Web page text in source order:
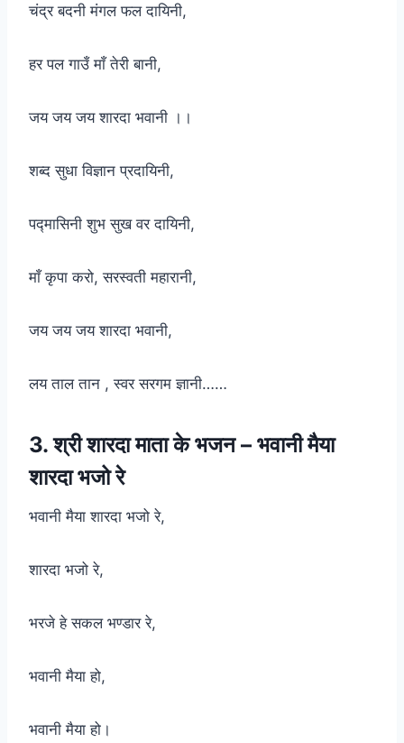
चंद्र बदनी मंगल फल दायिनी,
हर पल गाउँ माँ तेरी बानी,
जय जय जय शारदा भवानी ।।
शब्द सुधा विज्ञान प्रदायिनी,
पद्मासिनी शुभ सुख वर दायिनी,
माँ कृपा करो, सरस्वती महारानी,
जय जय जय शारदा भवानी,
लय ताल तान , स्वर सरगम ज्ञानी……
3. श्री शारदा माता के भजन – भवानी मैया
शारदा भजो रे
भवानी मैया शारदा भजो रे,
शारदा भजो रे,
भरजे हे सकल भण्डार रे,
भवानी मैया हो,
भवानी मैया हो।